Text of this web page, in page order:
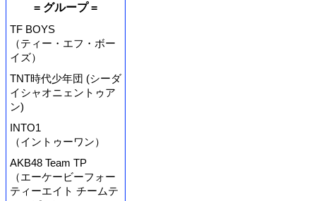
= グループ =
TF BOYS
（ティー・エフ・ボー
イズ）
TNT時代少年団 (シーダ
イシャオニェントゥア
ン)
INTO1
（イントゥーワン）
AKB48 Team TP
（エーケービーフォー
ティーエイト チームテ